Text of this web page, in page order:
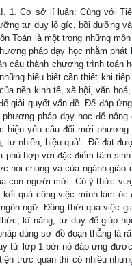
1. Cơ sở lí luận: Cùng với
tư duy lô gíc, bồi dưỡng
Toán là một trong những
pháp dạy học nhằm
cấu thành chương trình
hiểu biết cần thiết khi
nền kinh tế, xã hội, văn
giải quyết vấn đề. Để đáp
pháp dạy học để
hiện yêu cầu đổi mới
tự nhiên, hiệu quả". Để đạt
phù hợp với đặc điểm tâm
chung và của ngành
con người mới. Có ý thức
quả công việc mình làm
ngữ. Đồng thời qua việc
kĩ năng, tư duy để giúp
dùng sơ đồ đoạn thẳng là
từ lớp 1 bởi nó đáp ứng
trực quan thì có nhiều